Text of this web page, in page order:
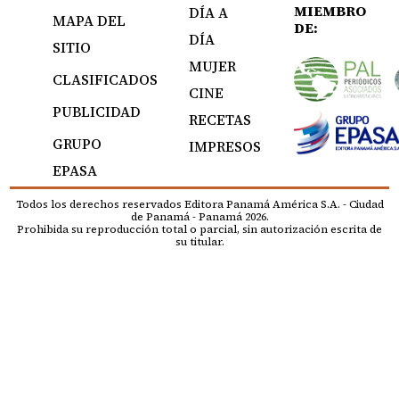
MAPA DEL
SITIO
CLASIFICADOS
PUBLICIDAD
GRUPO
EPASA
DÍA A
DÍA
MUJER
CINE
RECETAS
IMPRESOS
MIEMBRO
DE:
Todos los derechos reservados Editora Panamá América S.A. - Ciudad
de Panamá - Panamá 2026.
Prohibida su reproducción total o parcial, sin autorización escrita de
su titular.